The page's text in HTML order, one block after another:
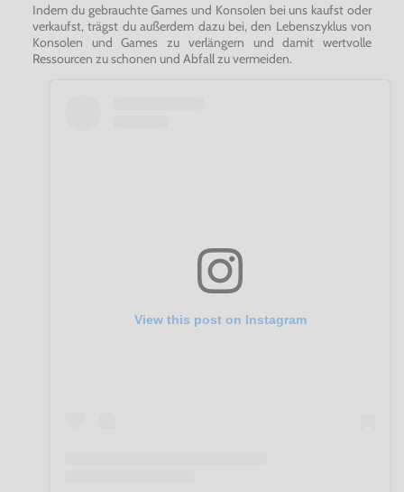
Indem du gebrauchte Games und Konsolen bei uns kaufst oder
verkaufst, trägst du außerdem dazu bei, den Lebenszyklus von
Konsolen und Games zu verlängern und damit wertvolle
Ressourcen zu schonen und Abfall zu vermeiden.
View this post on Instagram